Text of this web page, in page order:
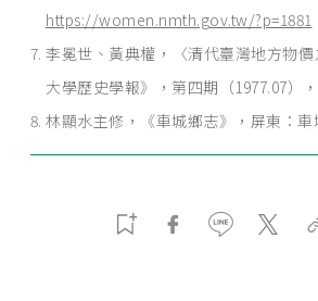
https://women.nmth.gov.tw/?p=1881
李冕世、黃典權，〈清代臺灣地方物
大學歷史學報》，第四期（1977.07）
林顯水主修，《車城鄉志》，屏東：車